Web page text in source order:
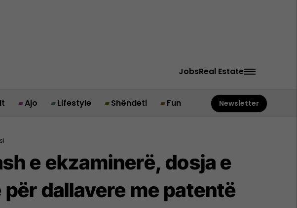
JobsReal Estate
Ajo Lifestyle Shëndeti Fun Newsletter
e ekzaminerë, dosja e
dallavere me patentë